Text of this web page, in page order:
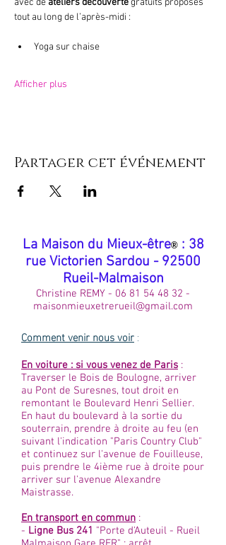
avec de ateliers découverte gratuits proposés
tout au long de l’après-midi :
Yoga sur chaise
Afficher plus
Partager cet événement
​La Maison du Mieux-être®: 38
rue Victorien Sardou - 92500
Rueil-Malmaison
Christine REMY - 06 81 54 48 32 -
maisonmieuxetrerueil@gmail.com
Comment venir nous voir:
En voiture : si vous venez de Paris :
Traverser le Bois de Boulogne, arriver
au Pont de Suresnes, tout droit en
remontant le Boulevard Henri Sellier.
En haut du boulevard à la sortie du
souterrain, prendre à droite au feu (en
suivant l'indication "Paris Country Club"
et continuez sur l'avenue de Fouilleuse,
puis prendre le 4ième rue à droite pour
arriver sur l'avenue Alexandre
Maistrasse.
En transport en commun :
- Ligne Bus 241 "Porte d'Auteuil - Rueil